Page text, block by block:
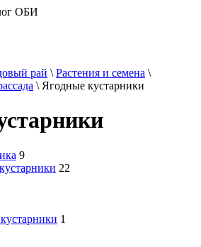
ОБИ
рай \ Растения и семена \
\ Ягодные кустарники
9
22
1